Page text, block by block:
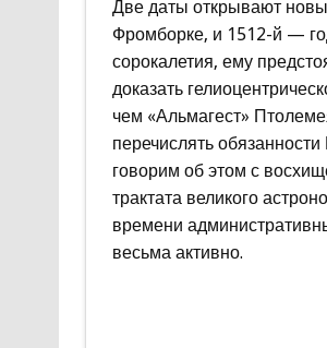
Две даты открывают
Фромборке, и 1512-й —
сорокалетия, ему
доказать
чем «Альмагест»
перечислять
говорим об этом с
трактата великого
времени
весьма активно.